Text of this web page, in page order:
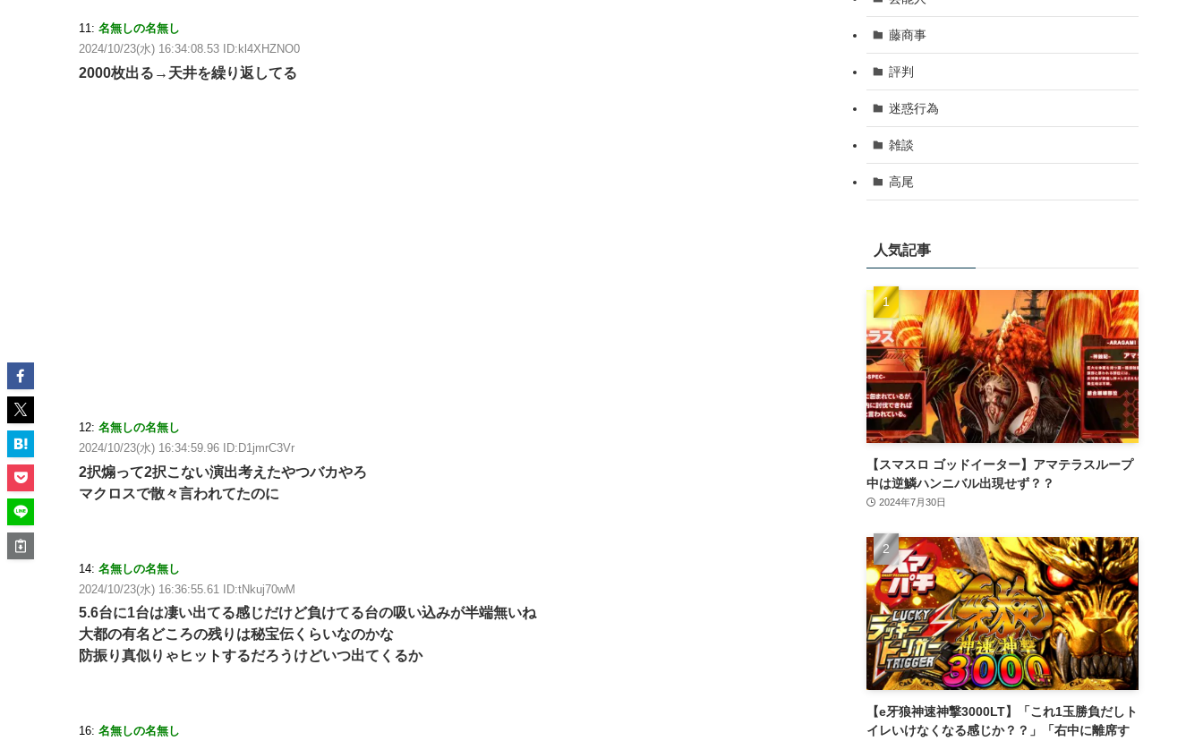
11: 名無しの名無し
2024/10/23(水) 16:34:08.53 ID:kl4XHZNO0
2000枚出る→天井を繰り返してる
12: 名無しの名無し
2024/10/23(水) 16:34:59.96 ID:D1jmrC3Vr
2択煽って2択こない演出考えたやつバカやろ
マクロスで散々言われてたのに
14: 名無しの名無し
2024/10/23(水) 16:36:55.61 ID:tNkuj70wM
5.6台に1台は凄い出てる感じだけど負けてる台の吸い込みが半端無いね
大都の有名どころの残りは秘宝伝くらいなのかな
防振り真似りゃヒットするだろうけどいつ出てくるか
16: 名無しの名無し
藤商事
評判
迷惑行為
雑談
高尾
人気記事
【スマスロ ゴッドイーター】アマテラスループ
中は逆鱗ハンニバル出現せず？？
2024年7月30日
【e牙狼神速神撃3000LT】「これ1玉勝負だしト
イレいけなくなる感じか？？」「右中に離席す